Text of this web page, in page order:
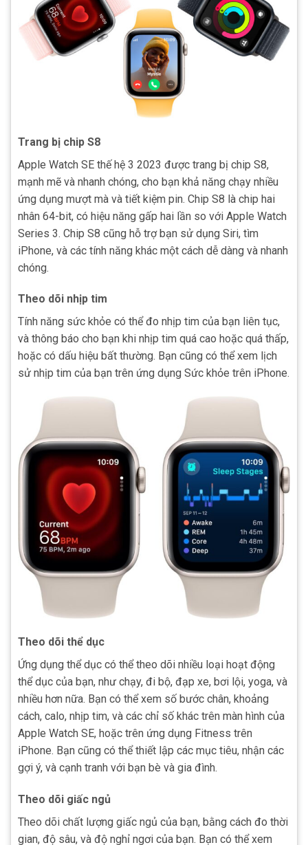
Trang bị chip S8
Apple Watch SE thế hệ 3 2023 được trang bị chip S8,
mạnh mẽ và nhanh chóng, cho bạn khả năng chạy nhiều
ứng dụng mượt mà và tiết kiệm pin. Chip S8 là chip hai
nhân 64-bit, có hiệu năng gấp hai lần so với Apple Watch
Series 3. Chip S8 cũng hỗ trợ bạn sử dụng Siri, tìm
iPhone, và các tính năng khác một cách dễ dàng và nhanh
chóng.
Theo dõi nhịp tim
Tính năng sức khỏe có thể đo nhịp tim của bạn liên tục,
và thông báo cho bạn khi nhịp tim quá cao hoặc quá thấp,
hoặc có dấu hiệu bất thường. Bạn cũng có thể xem lịch
sử nhịp tim của bạn trên ứng dụng Sức khỏe trên iPhone.
Theo dõi thể dục
Ứng dụng thể dục có thể theo dõi nhiều loại hoạt động
thể dục của bạn, như chạy, đi bộ, đạp xe, bơi lội, yoga, và
nhiều hơn nữa. Bạn có thể xem số bước chân, khoảng
cách, calo, nhịp tim, và các chỉ số khác trên màn hình của
Apple Watch SE, hoặc trên ứng dụng Fitness trên
iPhone. Bạn cũng có thể thiết lập các mục tiêu, nhận các
gợi ý, và cạnh tranh với bạn bè và gia đình.
Theo dõi giấc ngủ
Theo dõi chất lượng giấc ngủ của bạn, bằng cách đo thời
gian, độ sâu, và độ nghỉ ngơi của bạn. Bạn có thể xem